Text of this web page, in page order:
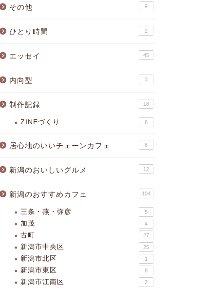
その他 9
ひとり時間 2
エッセイ 45
内向型 3
制作記録 18
ZINEづくり 8
居心地のいいチェーンカフェ 8
新潟のおいしいグルメ 12
新潟のおすすめカフェ 104
三条・燕・弥彦 5
加茂 4
古町 27
新潟市中央区 25
新潟市北区 1
新潟市東区 8
新潟市江南区 2